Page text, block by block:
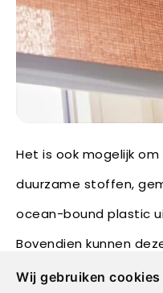
Wij gebruiken cookies
Het is ook mogelijk
duurzame stoffen,
ocean-bound plastic
Bovendien kunnen
worden bediend met